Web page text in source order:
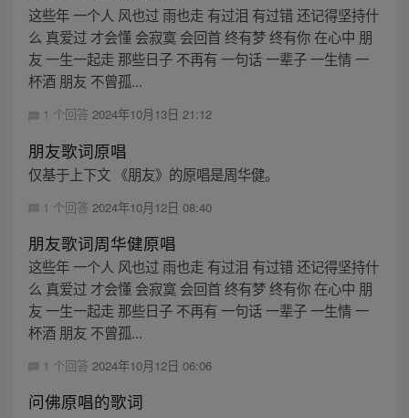
这些年 一个人 风也过 雨也走 有过泪 有过错 还记得坚持什
么 真爱过 才会懂 会寂寞 会回首 终有梦 终有你 在心中 朋
友 一生一起走 那些日子 不再有 一句话 一辈子 一生情 一
杯酒 朋友 不曾孤...
1 个回答 2024年10月13日 21:12
朋友歌词原唱
仅基于上下文 《朋友》的原唱是周华健。
1 个回答 2024年10月12日 08:40
朋友歌词周华健原唱
这些年 一个人 风也过 雨也走 有过泪 有过错 还记得坚持什
么 真爱过 才会懂 会寂寞 会回首 终有梦 终有你 在心中 朋
友 一生一起走 那些日子 不再有 一句话 一辈子 一生情 一
杯酒 朋友 不曾孤...
1 个回答 2024年10月12日 06:06
问佛原唱的歌词